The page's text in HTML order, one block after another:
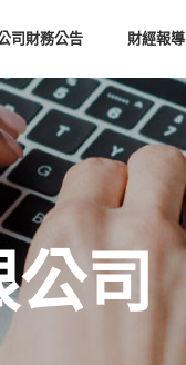
司財務公告 財經報導
司